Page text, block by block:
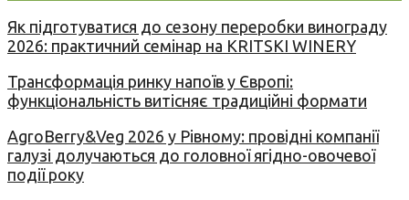
Як підготуватися до сезону переробки винограду
2026: практичний семінар на KRITSKI WINERY
Трансформація ринку напоїв у Європі:
функціональність витісняє традиційні формати
AgroBerry&Veg 2026 у Рівному: провідні компанії
галузі долучаються до головної ягідно-овочевої
події року